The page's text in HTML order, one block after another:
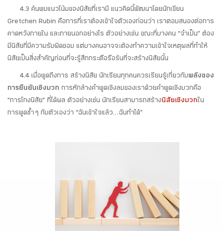
4.3 ค้นพบแนวโน้มของนิสัยที่เรามี แนวคิดนี้พัฒนาโดยนักเขียน
Gretchen Rubin คือการที่เราต้องเข้าใจตัวเองก่อนว่า เราตอบสนองต่อการ
คาดหวังภายใน และภายนอกอย่างไร ตัวอย่างเช่น ขณะที่บางคน “จำเป็น” ต้อง
มีนิสัยที่มีความรับผิดชอบ แต่บางคนอาจจะต้องทำความเข้าใจเหตุผลที่ทำให้
นิสัยเป็นสิ่งสำคัญก่อนที่จะรู้สึกกระตือรือร้นที่จะสร้างนิสัยนั้น
4.4 เมื่อพูดถึงการ สร้างนิสัย นักเรียนทุกคนควรเรียนรู้เกี่ยวกับพลังของ
การยืนยันเชิงบวก การหักล้างคำพูดเชิงลบของเราด้วยคำพูดเชิงบวกคือ
“การโกงนิสัย” ที่ได้ผล ตัวอย่างเช่น นักเรียนสามารถสร้างนิสัยเชิงบวกใน
การพูดซ้ำ ๆ กับตัวเองว่า “ฉันเข้าใจแล้ว…ฉันทำได้”